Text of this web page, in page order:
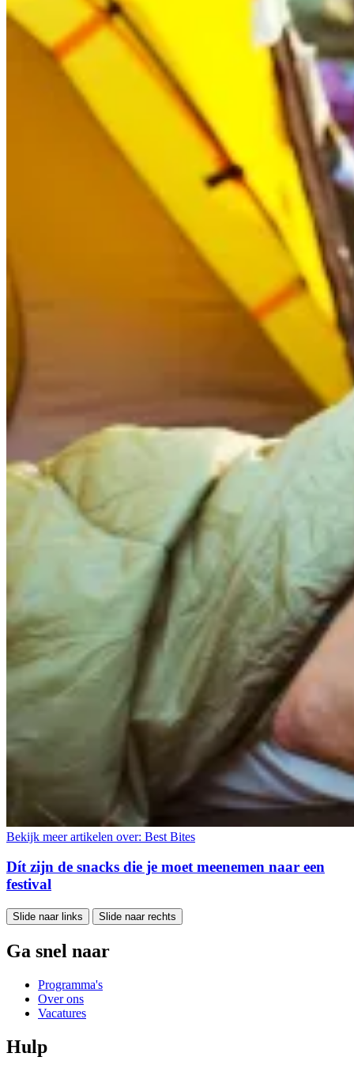
Bekijk meer artikelen over: Best Bites
Dít zijn de snacks die je moet meenemen naar een
festival
Slide naar links Slide naar rechts
Ga snel naar
Programma's
Over ons
Vacatures
Hulp